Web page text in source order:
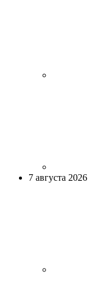
7 августа 2026